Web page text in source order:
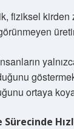
fiziksel kirden
ortaya